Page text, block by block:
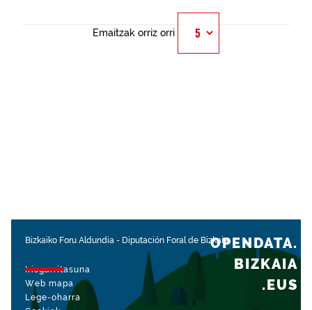
Emaitzak orriz orri
Bizkaiko Foru Aldundia - Diputación Foral de Bizkaia
Irisgarritasuna
Web mapa
Lege-oharra
OPENDATA.
BIZKAIA
.EUS